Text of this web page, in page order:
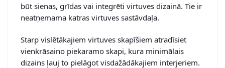
būt sienas, grīdas vai integrēti virtuves dizainā. Tie ir
neatņemama katras virtuves sastāvdaļa.
Starp vislētākajiem virtuves skapīšiem atradīsiet
vienkrāsaino piekaramo skapi, kura minimālais
dizains ļauj to pielāgot visdažādākajiem interjeriem.